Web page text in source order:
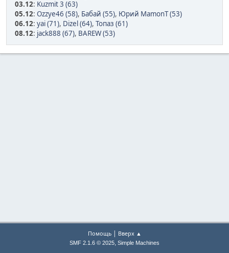
03.12: Kuzmit 3 (63)
05.12: Ozzye46 (58), Бабай (55), Юрий MamonT (53)
06.12: yai (71), Dizel (64), Топаз (61)
08.12: jack888 (67), BAREW (53)
Помощь| Вверх ▲
SMF 2.1.6 © 2025, Simple Machines